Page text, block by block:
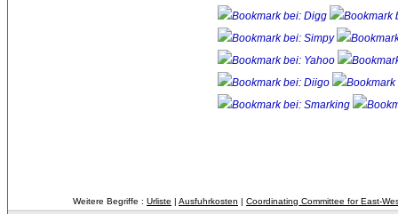
Weitere Begriffe : Urliste | Ausfuhrkosten | Coordinating Committee for East-